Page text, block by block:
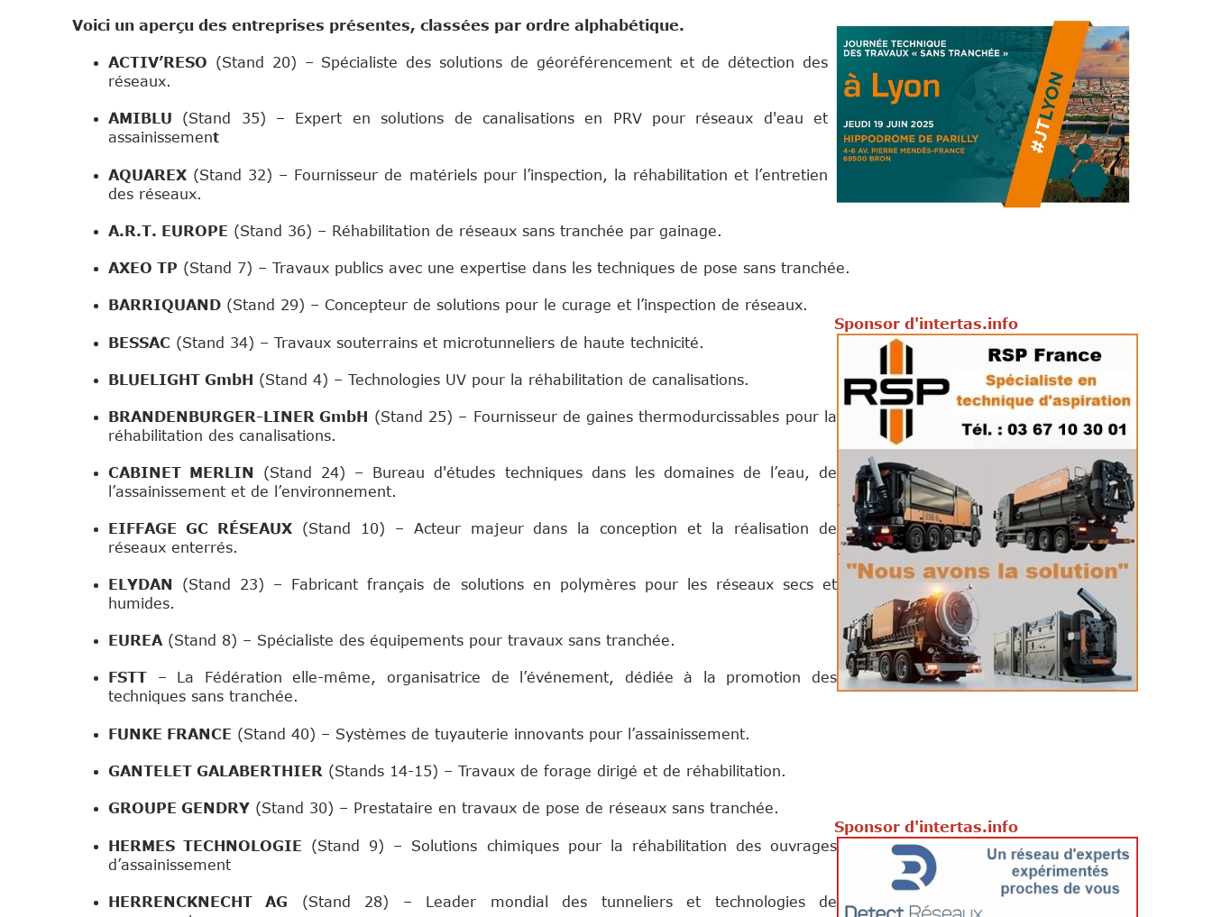
Voici un aperçu des entreprises présentes, classées par ordre alphabétique.
ACTIV’RESO (Stand 20) – Spécialiste des solutions de géoréférencement et de détection des
réseaux.
AMIBLU (Stand 35) – Expert en solutions de canalisations en PRV pour réseaux d'eau et
assainissement
AQUAREX (Stand 32) – Fournisseur de matériels pour l’inspection, la réhabilitation et l’entretien
des réseaux.
A.R.T. EUROPE (Stand 36) – Réhabilitation de réseaux sans tranchée par gainage.
AXEO TP (Stand 7) – Travaux publics avec une expertise dans les techniques de pose sans tranchée.
BARRIQUAND (Stand 29) – Concepteur de solutions pour le curage et l’inspection de réseaux.
Sponsor d'intertas.info
BESSAC (Stand 34) – Travaux souterrains et microtunneliers de haute technicité.
BLUELIGHT GmbH (Stand 4) – Technologies UV pour la réhabilitation de canalisations.
BRANDENBURGER-LINER GmbH (Stand 25) – Fournisseur de gaines thermodurcissables pour la
réhabilitation des canalisations.
CABINET MERLIN
(Stand 24) – Bureau d'études techniques dans les domaines de l’eau, de
l’assainissement et de l’environnement.
EIFFAGE GC RÉSEAUX(Stand 10) – Acteur majeur dans la conception et la réalisation de
réseaux enterrés.
ELYDAN
(Stand 23) – Fabricant français de solutions en polymères pour les réseaux secs et
humides.
EUREA (Stand 8) – Spécialiste des équipements pour travaux sans tranchée.
FSTT – La Fédération elle-même, organisatrice de l’événement, dédiée à la promotion des
techniques sans tranchée.
FUNKE FRANCE (Stand 40) – Systèmes de tuyauterie innovants pour l’assainissement.
GANTELET GALABERTHIER (Stands 14-15) – Travaux de forage dirigé et de réhabilitation.
GROUPE GENDRY (Stand 30) – Prestataire en travaux de pose de réseaux sans tranchée.
Sponsor d'intertas.info
HERMES TECHNOLOGIE (Stand 9) – Solutions chimiques pour la réhabilitation des ouvrages
d’assainissement
HERRENCKNECHT AG (Stand 28) – Leader mondial des tunneliers et technologies de